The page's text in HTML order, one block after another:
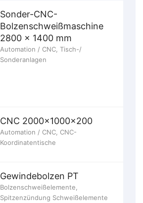
Sonder-CNC-
Bolzenschweißmaschine
2800 x 1400 mm
Automation / CNC Tisch-/
Sonderanlagen
CNC 2000x1000x200
Automation / CNC CNC-
Koordinatentische
Gewindebolzen PT
Bolzenschweißelemente
Spitzenzündung Schweißelemente